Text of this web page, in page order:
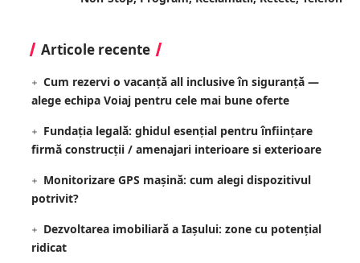
Articole recente
Cum rezervi o vacanță all inclusive în siguranță —
alege echipa Voiaj pentru cele mai bune oferte
Fundația legală: ghidul esențial pentru înființare
firmă construcții / amenajari interioare si exterioare
Monitorizare GPS mașină: cum alegi dispozitivul
potrivit?
Dezvoltarea imobiliară a Iașului: zone cu potențial
ridicat